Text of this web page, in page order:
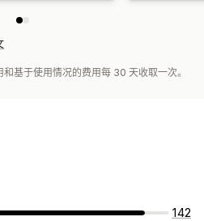
基于使用情况的费用每 30 天收取一次。
142